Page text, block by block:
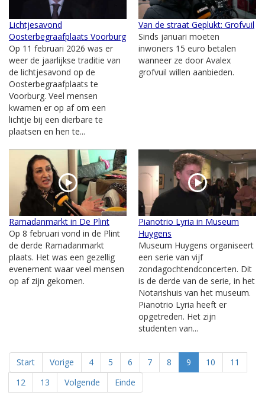
Lichtjesavond
Oosterbegraafplaats Voorburg
Op 11 februari 2026 was er
weer de jaarlijkse traditie van
de lichtjesavond op de
Oosterbegraafplaats te
Voorburg. Veel mensen
kwamen er op af om een
lichtje bij een dierbare te
plaatsen en hen te...
Van de straat Geplukt: Grofvuil
Sinds januari moeten
inwoners 15 euro betalen
wanneer ze door Avalex
grofvuil willen aanbieden.
Ramadanmarkt in De Plint
Op 8 februari vond in de Plint
de derde Ramadanmarkt
plaats. Het was een gezellig
evenement waar veel mensen
op af zijn gekomen.
Pianotrio Lyria in Museum
Huygens
Museum Huygens organiseert
een serie van vijf
zondagochtendconcerten. Dit
is de derde van de serie, in het
Notarishuis van het museum.
Pianotrio Lyria heeft er
opgetreden. Het zijn
studenten van...
Start Vorige 4 5 6 7 8 9 10
11
12
13 Volgende Einde